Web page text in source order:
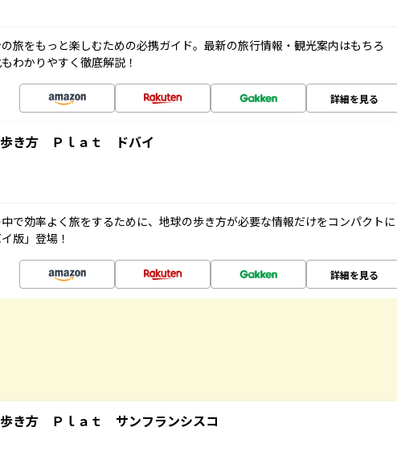
旅をもっと楽しむための必携ガイド。最新の旅行情報・観光案内はもちろ
わかりやすく徹底解説！
詳細を見る
き方 Ｐｌａｔ ドバイ
で効率よく旅をするために、地球の歩き方が必要な情報だけをコンパクトに
版」登場！
詳細を見る
き方 Ｐｌａｔ サンフランシスコ